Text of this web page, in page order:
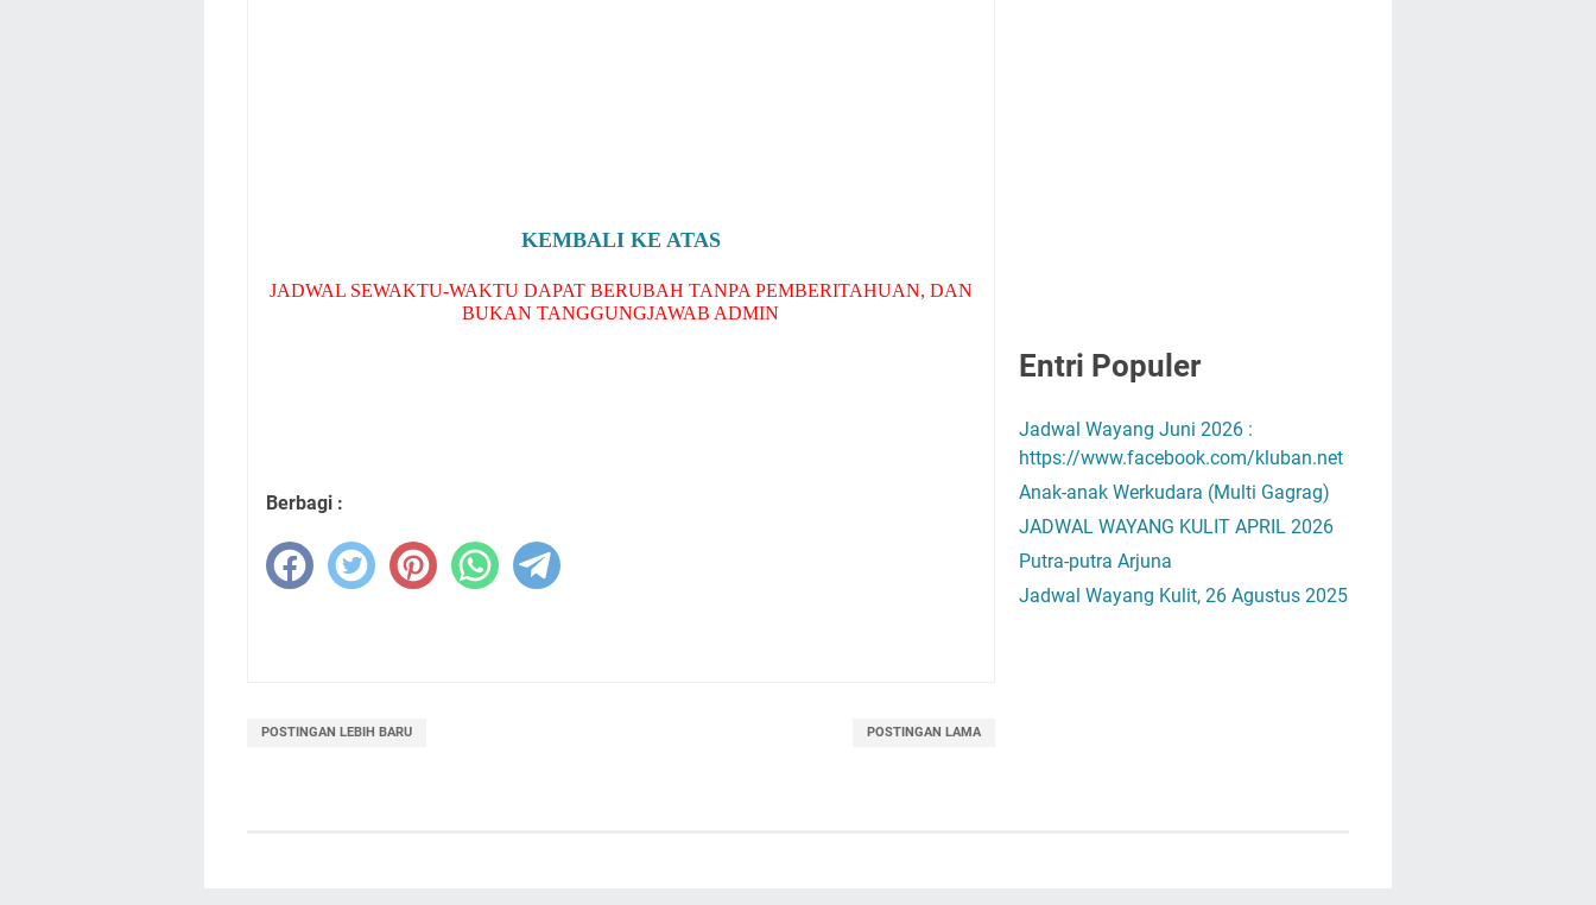
KEMBALI KE ATAS
JADWAL SEWAKTU-WAKTU DAPAT BERUBAH TANPA PEMBERITAHUAN, DAN
BUKAN TANGGUNGJAWAB ADMIN
Berbagi :
POSTINGAN LEBIH BARU POSTINGAN LAMA
Entri Populer
Jadwal Wayang Juni 2026 :
https://www.facebook.com/kluban.net
Anak-anak Werkudara (Multi Gagrag)
JADWAL WAYANG KULIT APRIL 2026
Putra-putra Arjuna
Jadwal Wayang Kulit, 26 Agustus 2025